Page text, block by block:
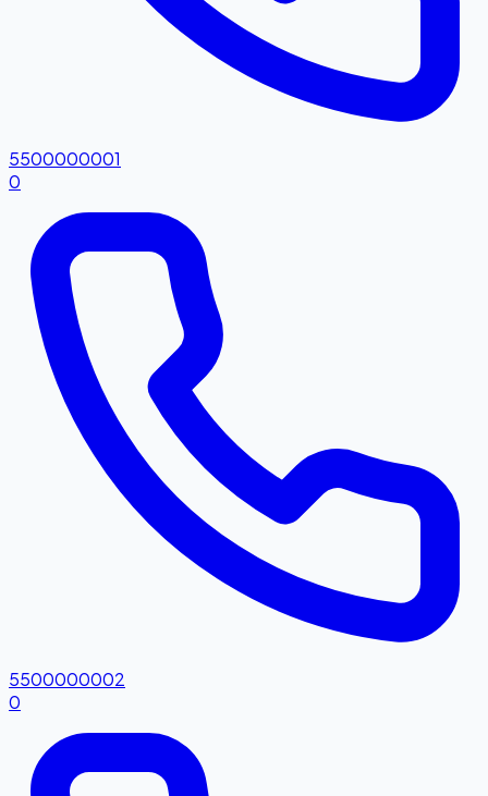
5500000001
0
5500000002
0